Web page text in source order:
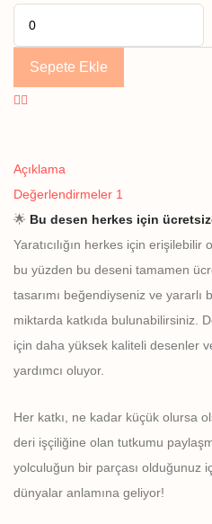
Sepete Ekle
Açıklama
Değerlendirmeler 1
🌟 Bu desen herkes için
Yaratıcılığın herkes için erişilebilir
bu yüzden bu deseni tamamen
tasarımı beğendiyseniz ve yararlı
miktarda katkıda bulunabilirsiniz.
için daha yüksek kaliteli desenler
yardımcı oluyor.
Her katkı, ne kadar küçük olursa
deri işçiliğine olan tutkumu
yolculuğun bir parçası olduğunuz
dünyalar anlamına geliyor!